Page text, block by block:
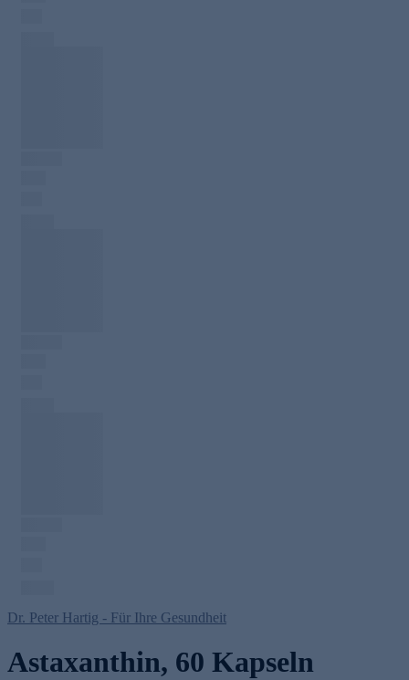
Dr. Peter Hartig - Für Ihre Gesundheit
Astaxanthin, 60 Kapseln